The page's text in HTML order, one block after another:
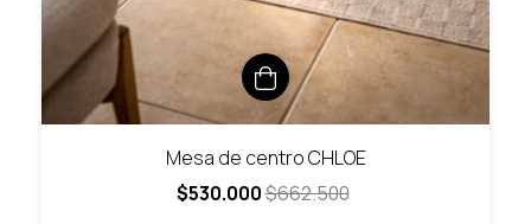
Mesa de centro CHLOE
$530.000$662.500